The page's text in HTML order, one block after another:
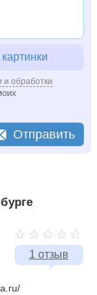
и обработки
Отправить
1 отзыв